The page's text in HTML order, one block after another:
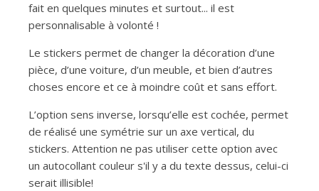
fait en quelques minutes et surtout... il est
personnalisable à volonté !
Le stickers permet de changer la décoration d’une
pièce, d’une voiture, d’un meuble, et bien d’autres
choses encore et ce à moindre coût et sans effort.
L’option sens inverse, lorsqu’elle est cochée, permet
de réalisé une symétrie sur un axe vertical, du
stickers. Attention ne pas utiliser cette option avec
un autocollant couleur s'il y a du texte dessus, celui-ci
serait illisible!